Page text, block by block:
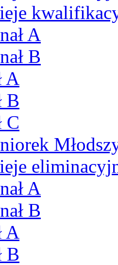
A
B
A
B
C
A
B
A
B